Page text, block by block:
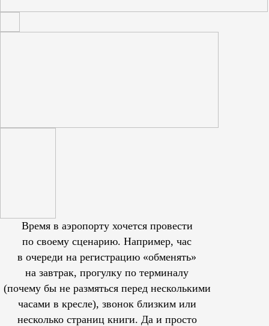
Время в аэропорту хочется провести
по своему сценарию. Например, час
в очереди на регистрацию «обменять»
на завтрак, прогулку по терминалу
(почему бы не размяться перед несколькими
часами в кресле), звонок близким или
несколько страниц книги. Да и просто